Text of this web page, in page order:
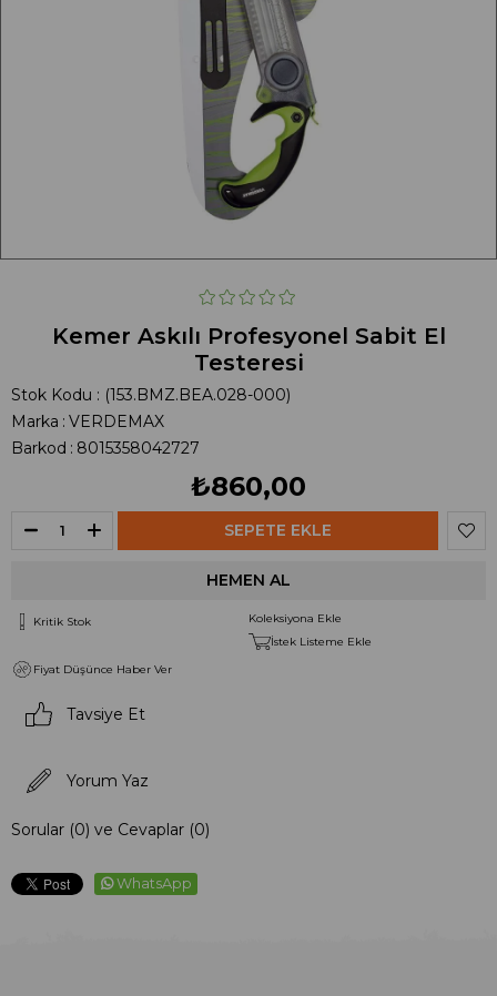
Kemer Askılı Profesyonel Sabit El
Testeresi
Stok Kodu
(153.BMZ.BEA.028-000)
Marka : VERDEMAX
Barkod : 8015358042727
₺860,00
Kritik Stok
Koleksiyona Ekle
İstek Listeme Ekle
Fiyat Düşünce Haber Ver
Tavsiye Et
Yorum Yaz
Sorular (0) ve Cevaplar (0)
WhatsApp